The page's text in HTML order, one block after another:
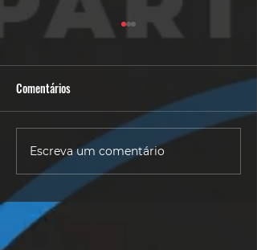
6 Dicas - Personal Training
Comentários
Escreva um comentário